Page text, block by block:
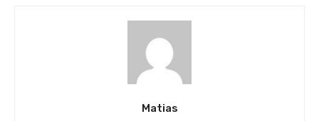
Matias